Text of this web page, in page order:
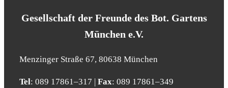
Gesell­schaft der Freun­de des Bot. Gar­tens
Mün­chen e.V.
Men­zin­ger Stra­ße 67, 80638 Mün­chen
Tel: 089 17861–317 | Fax: 089 17861–349